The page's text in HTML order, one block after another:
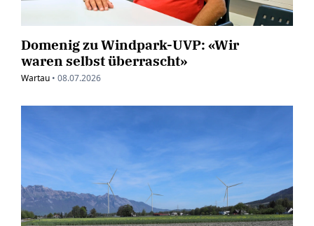
Domenig zu Windpark-UVP: «Wir
waren selbst überrascht»
Wartau • 08.07.2026